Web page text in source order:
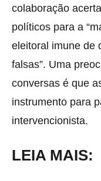
colaboração
políticos para a
eleitoral imune de
falsas”. Uma
conversas é que
instrumento para
intervencionista.
LEIA MAIS: